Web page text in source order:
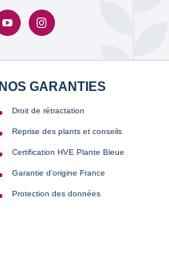
NOS GARANTIES
Droit de rétractation
Reprise des plants et conseils
Certification HVE Plante Bleue
Garantie d'origine France
Protection des données